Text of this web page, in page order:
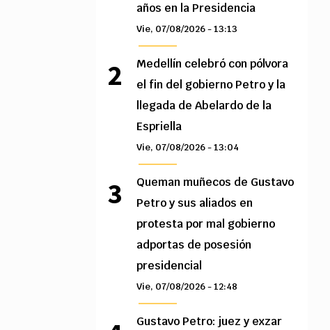
años en la Presidencia
Vie, 07/08/2026 - 13:13
Medellín celebró con pólvora
el fin del gobierno Petro y la
llegada de Abelardo de la
Espriella
Vie, 07/08/2026 - 13:04
Queman muñecos de Gustavo
Petro y sus aliados en
protesta por mal gobierno
adportas de posesión
presidencial
Vie, 07/08/2026 - 12:48
Gustavo Petro: juez y exzar